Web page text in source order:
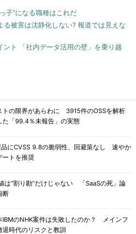
子”になる職種はこれだ
る被害は沈静化しない? 報道では見えな
ント 「社内データ活用の壁」を乗り越
トの限界があらわに 3915件のOSSを解析
た「99.4％未報告」の実態
にCVSS 9.8の脆弱性、回避策なし 速やか
ートを推奨
は“割り勘”だけじゃない 「SaaSの死」論
断
IBMのNHK案件は失敗したのか？ メインフ
退時代のリスクと教訓